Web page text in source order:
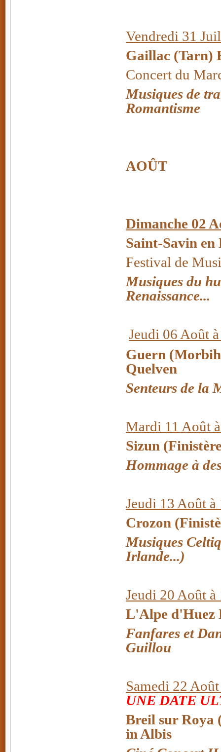
Vendredi 31
Gaillac (Tarn)
Concert du
Musiques de
Romantisme
AOÛT
Dimanche 02
Saint-Savin en
Festival de
Musiques du
Renaissance...
Jeudi 06 Août
Guern
Quelven
Senteurs de la
Mardi 11 Août
Sizun
Hommage à
Jeudi 13 Août
Crozon
Musiques
Irlande...)
Jeudi 20 Août à
L'Alpe d'Huez
Fanfares et
Guillou
Samedi 22
UNE DATE
Breil sur Roya
in Albis